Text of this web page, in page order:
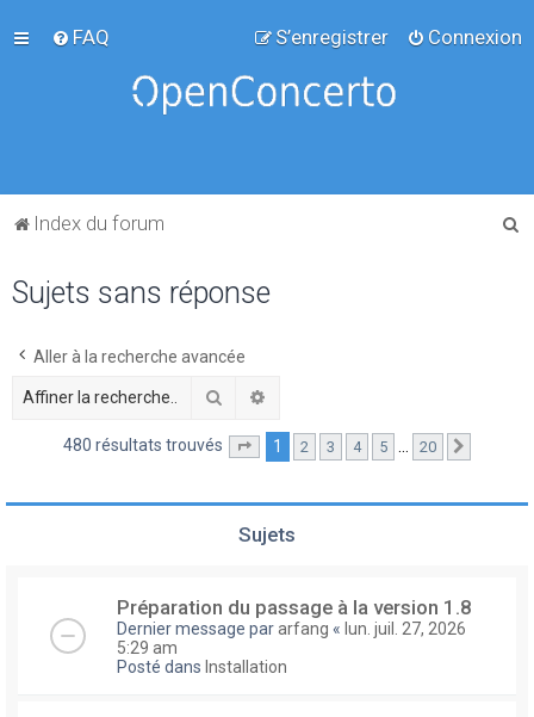
FAQ Connexion
S’enregistrer
Index du forum
Sujets sans réponse
Aller à la recherche avancée
Rechercher
480 résultats trouvés Page sur20
1 2 3 4 5 … 20
Sujets
Préparation du passage à la version 1.8
Dernier message pararfang « lun. juil. 27, 2026
5:29 am
Posté dans Installation